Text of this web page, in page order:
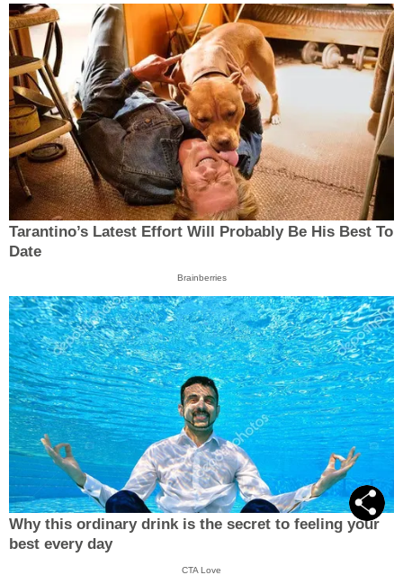
Tarantino’s Latest Effort Will Probably Be His Best To
Date
Brainberries
Why this ordinary drink is the secret to feeling your
best every day
CTA Love